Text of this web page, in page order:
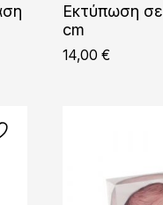
Εκτύπωση
cm
14,00 €